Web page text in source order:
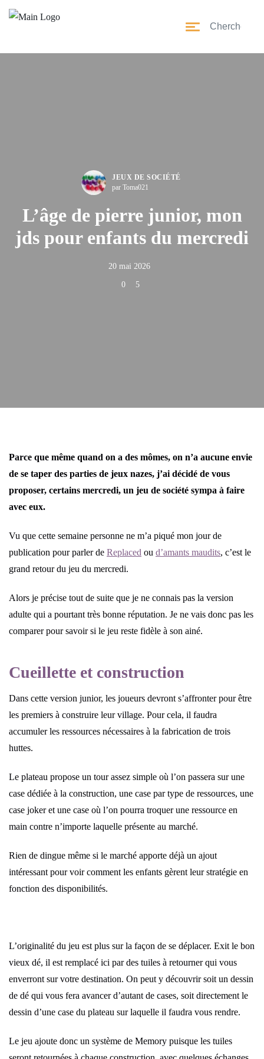
JEUX DE SOCIÉTÉ
par Toma021
L’âge de pierre junior, mon
jds pour enfants du mercredi
20 mai 2026
0 5
Parce que même quand on a des mômes, on n’a aucune envie
de se taper des parties de jeux nazes, j’ai décidé de vous
proposer, certains mercredi, un jeu de société sympa à faire
avec eux.
Vu que cette semaine personne ne m’a piqué mon jour de
publication pour parler de Replaced ou d’amants maudits, c’est le
grand retour du jeu du mercredi.
Alors je précise tout de suite que je ne connais pas la version
adulte qui a pourtant très bonne réputation. Je ne vais donc pas les
comparer pour savoir si le jeu reste fidèle à son ainé.
Cueillette et construction
Dans cette version junior, les joueurs devront s’affronter pour être
les premiers à construire leur village. Pour cela, il faudra
accumuler les ressources nécessaires à la fabrication de trois
huttes.
Le plateau propose un tour assez simple où l’on passera sur une
case dédiée à la construction, une case par type de ressources, une
case joker et une case où l’on pourra troquer une ressource en
main contre n’importe laquelle présente au marché.
Rien de dingue même si le marché apporte déjà un ajout
intéressant pour voir comment les enfants gèrent leur stratégie en
fonction des disponibilités.
L’originalité du jeu est plus sur la façon de se déplacer. Exit le bon
vieux dé, il est remplacé ici par des tuiles à retourner qui vous
enverront sur votre destination. On peut y découvrir soit un dessin
de dé qui vous fera avancer d’autant de cases, soit directement le
dessin d’une case du plateau sur laquelle il faudra vous rendre.
Le jeu ajoute donc un système de Memory puisque les tuiles